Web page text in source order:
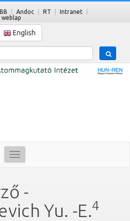
Andoc RT
Intranet
weblap
English
Toggle
navigation
-
Yu. -E.4